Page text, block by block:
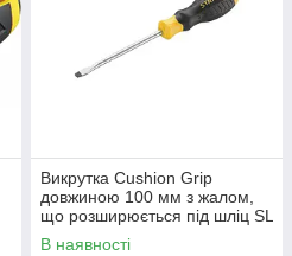
Викрутка Cushion Grip
довжиною 100 мм з жалом,
що розширюється під шліц SL
5.5 STANLEY STHT16146-0
В наявності